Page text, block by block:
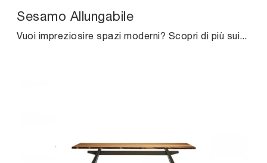
Sesamo Allungabile
Vuoi impreziosire spazi moderni? Scopri di più sui tavoli moderni allungabili: il modello da pranzo Sesamo Allungabile ti sta aspettando.